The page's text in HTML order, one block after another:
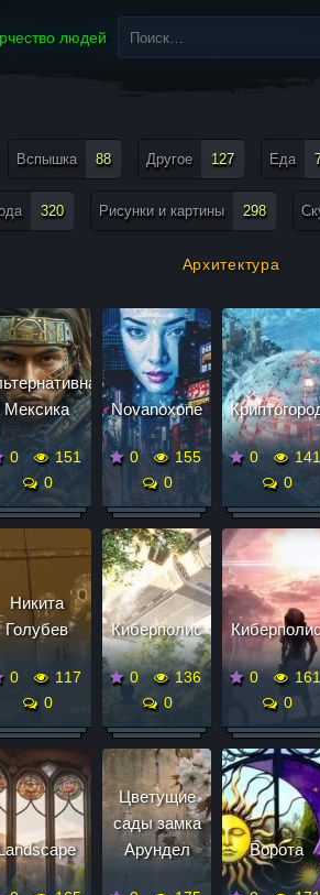
людей
Найти:
Вспышка 88 Другое 127 Еда
320 Рисунки и картины 298
Архитектура
Мексика
0
151
0
Novanoxone
0
155
0
0
141
0
Никита
Голубев
0
117
0
Киберполис
0
136
0
0
161
0
Цветущие
сады замка
Арундел
Ворота